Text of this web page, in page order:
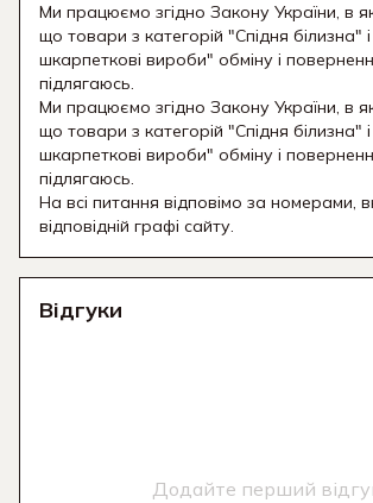
Ми працюємо згідно Закону України, в
що товари з категорій "Спідня білизна"
шкарпеткові вироби" обміну і
підлягаюсь.
Ми працюємо згідно Закону України, в
що товари з категорій "Спідня білизна"
шкарпеткові вироби" обміну і
підлягаюсь.
На всі питання відповімо за номерами,
відповідній графі сайту.
Відгуки
Додайте перший